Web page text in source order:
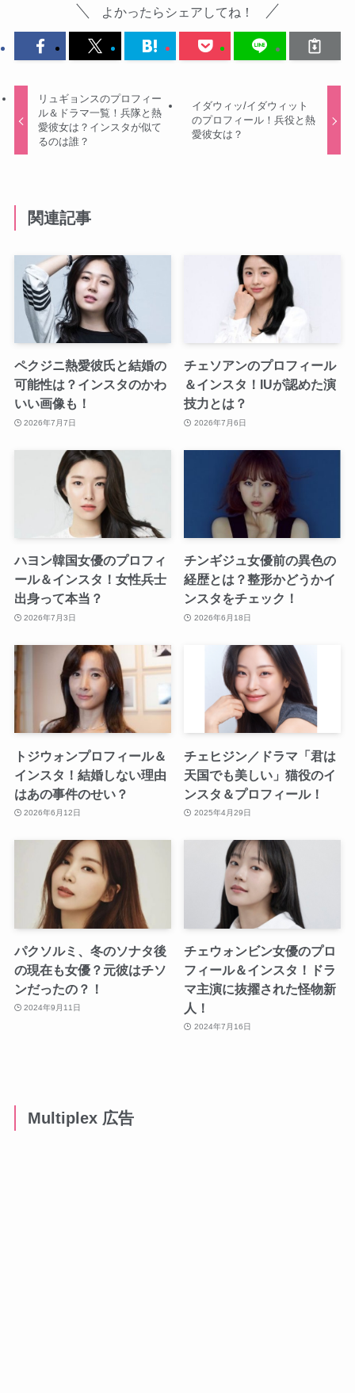
よかったらシェアしてね！
リュギョンスのプロフィー
ル＆ドラマ一覧！兵隊と熱
愛彼女は？インスタが似て
るのは誰？
イダウィッ/イダウィット
のプロフィール！兵役と熱
愛彼女は？
関連記事
ペクジニ熱愛彼氏と結婚の
可能性は？インスタのかわ
いい画像も！
2026年7月7日
チェソアンのプロフィール
＆インスタ！IUが認めた演
技力とは？
2026年7月6日
ハヨン韓国女優のプロフィ
ール＆インスタ！女性兵士
出身って本当？
2026年7月3日
チンギジュ女優前の異色の
経歴とは？整形かどうかイ
ンスタをチェック！
2026年6月18日
トジウォンプロフィール＆
インスタ！結婚しない理由
はあの事件のせい？
2026年6月12日
チェヒジン／ドラマ「君は
天国でも美しい」猫役のイ
ンスタ＆プロフィール！
2025年4月29日
パクソルミ、冬のソナタ後
の現在も女優？元彼はチソ
ンだったの？！
2024年9月11日
チェウォンビン女優のプロ
フィール＆インスタ！ドラ
マ主演に抜擢された怪物新
人！
2024年7月16日
Multiplex 広告